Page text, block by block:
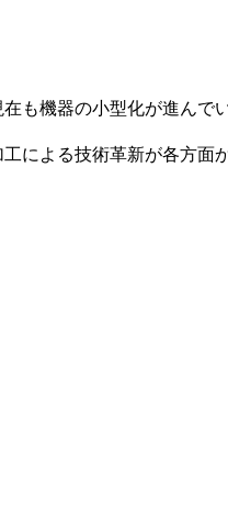
も機器の小型化が進ん
による技術革新が各方面